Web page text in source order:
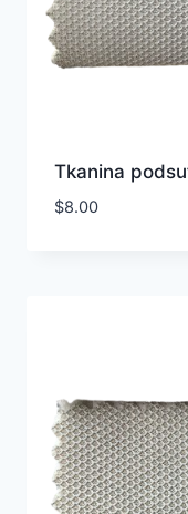
Tkanina
$8.00